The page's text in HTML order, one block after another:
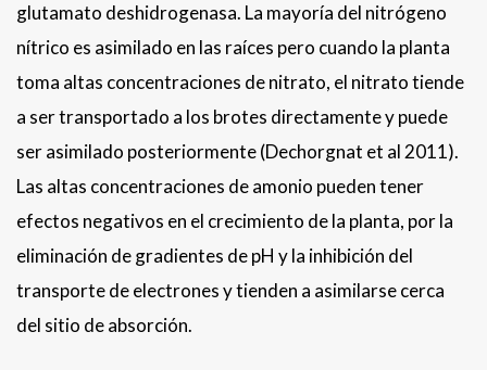
glutamato deshidrogenasa. La mayoría del nitrógeno
nítrico es asimilado en las raíces pero cuando la planta
toma altas concentraciones de nitrato, el nitrato tiende
a ser transportado a los brotes directamente y puede
ser asimilado posteriormente (Dechorgnat et al 2011).
Las altas concentraciones de amonio pueden tener
efectos negativos en el crecimiento de la planta, por la
eliminación de gradientes de pH y la inhibición del
transporte de electrones y tienden a asimilarse cerca
del sitio de absorción.